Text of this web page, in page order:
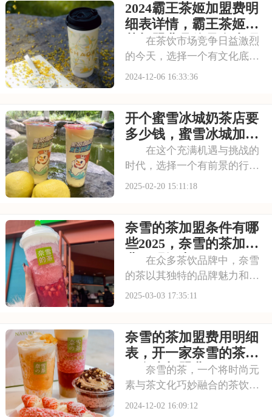
茶颜悦色，你不仅能学到他们
的制茶秘籍，还能享受品牌带
来的巨大优势。本文
2024霸王茶姬加盟费明
细表详情，霸王茶姬奶
茶加盟费具体是多少呢
在茶饮市场竞争日益激烈
的今天，选择一个有文化底
蕴、有创新精神的品牌至关重
品，成为了行业的佼佼者。加
盟霸王茶姬，你将获得全方位
的支持与指导，助力你
2024-12-06 16:33:36
开个蜜雪冰城奶茶店要
多少钱，蜜雪冰城加盟
费要多少钱啊
在这个充满机遇与挑战的
时代，选择一个有前景的行业
和有影响力的品牌加盟是成功
品线和强大的品牌影响力赢得
了市场的广泛认可。本文将为
你揭秘开个蜜雪冰城
2025-02-20 15:11:18
奈雪的茶加盟条件有哪
些2025，奈雪的茶加盟
费用明细表
在众多茶饮品牌中，奈雪
的茶以其独特的品牌魅力和稳
健的市场表现，成为了投资者
盟费及条件是一步。以下是关
于奈雪的茶加盟费及条件的详
细解析，助您更好地
2025-03-03 17:35:11
奈雪的茶加盟费用明细
表，开一家奈雪的茶需
要多少加盟费
奈雪的茶，一个将时尚元
素与茶文化巧妙融合的茶饮品
牌，以其丰富的产品线、精致
2024-12-02 16:09:12